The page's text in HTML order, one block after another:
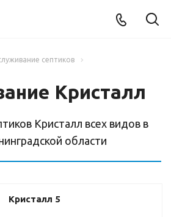
септиков
Кристалл
Кристалл всех видов в
области
Кристалл 5